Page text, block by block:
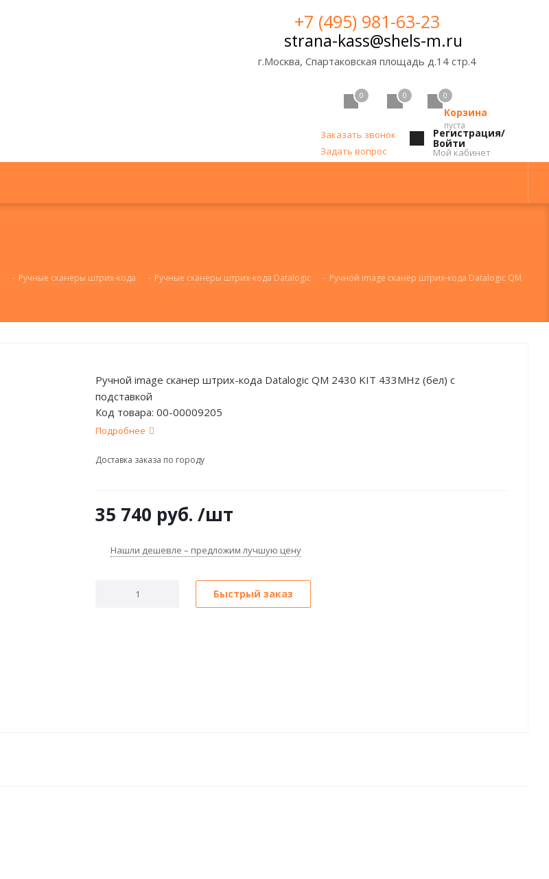
+7 (495) 981-63-23
strana-kass@shels-m.ru
г.Москва, Спартаковская площадь д.14 стр.4
0 0
Корзина
пуста
0
Регистрация/
Войти
Мой кабинет
Заказать звонок
Задать вопрос
- Ручные сканеры штрих-кода - Ручные сканеры штрих-кода Datalogic - Ручной image сканер штрих-кода Datalogic QM
Ручной image сканер штрих-кода Datalogic QM 2430 KIT 433MHz (бел) с
подставкой
Код товара: 00-00009205
Подробнее
Доставка заказа по городу
35 740 руб. /шт
Нашли дешевле – предложим лучшую цену
Быстрый заказ